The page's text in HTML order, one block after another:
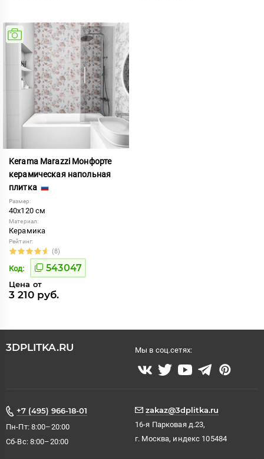
Kerama Marazzi Монфорте
керамическая напольная
плитка
Размер:
40x120 см
Материал:
Керамика
Рейтинг:
(8)
Код: 543047
Цена от
3 210 руб.
3DPLITKA.RU Мы в соц.сетях:
+7 (495) 966-18-01
Пн-Пт: 8:00–20:00
Сб-Вс: 8:00–20:00
zakaz@3dplitka.ru
16-я Парковая д.23,
г. Москва, индекс 105484